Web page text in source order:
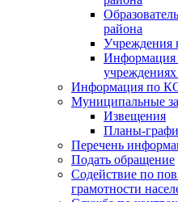
района
Учреждения
Информация
Информация по
Муниципальные
Извещения
Планы-
Перечень
Подать обращение
Содействие по
грамотности